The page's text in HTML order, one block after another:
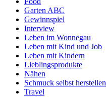
Garten ABC
Gewinnspiel
Interview
Leben im Wonnegau
Leben mit Kind und Job
Leben mit Kindern
Lieblingsprodukte
Nähen
Schmuck selbst herstellen
Travel